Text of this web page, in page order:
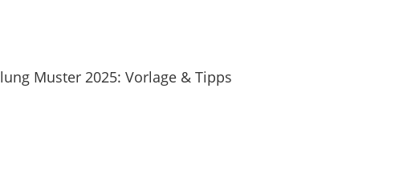
Muster 2025: Vorlage & Tipps